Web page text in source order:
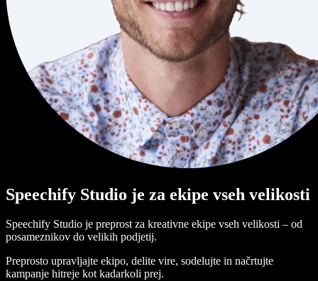
Speechify Studio je za ekipe vseh velikosti
Speechify Studio je preprost za kreativne ekipe vseh velikosti – od
posameznikov do velikih podjetij.
Preprosto upravljajte ekipo, delite vire, sodelujte in načrtujte
kampanje hitreje kot kadarkoli prej.